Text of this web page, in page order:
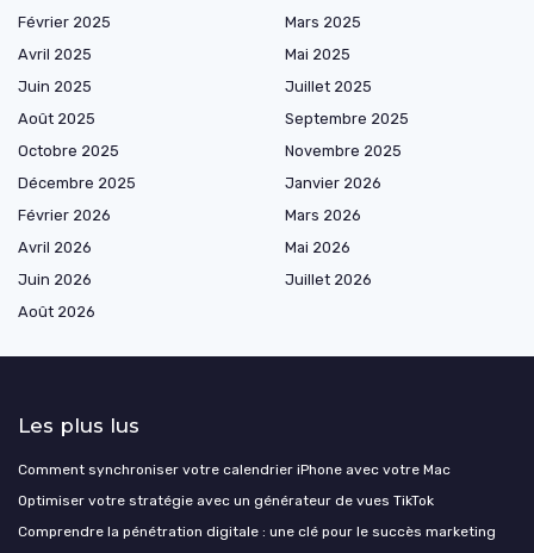
Février 2025
Mars 2025
Avril 2025
Mai 2025
Juin 2025
Juillet 2025
Août 2025
Septembre 2025
Octobre 2025
Novembre 2025
Décembre 2025
Janvier 2026
Février 2026
Mars 2026
Avril 2026
Mai 2026
Juin 2026
Juillet 2026
Août 2026
Les plus lus
Comment synchroniser votre calendrier iPhone avec votre Mac
Optimiser votre stratégie avec un générateur de vues TikTok
Comprendre la pénétration digitale : une clé pour le succès marketing